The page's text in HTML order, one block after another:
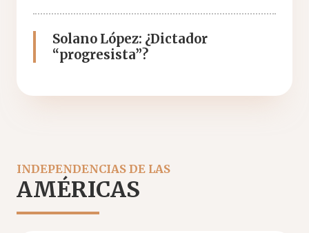
Solano López: ¿Dictador
“progresista”?
INDEPENDENCIAS DE LAS
AMÉRICAS